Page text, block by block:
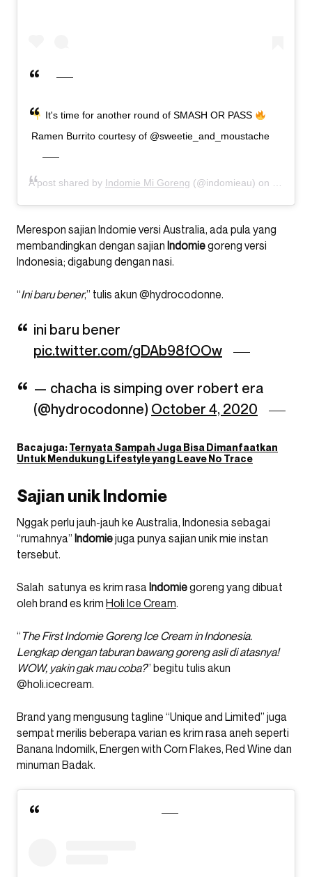
It's time for another round of SMASH OR PASS
Ramen Burrito courtesy of @sweetie_and_moustache
A post shared by Indomie Mi Goreng (@indomieau) on Sep 28,
Merespon sajian Indomie versi Australia, ada pula yang
membandingkan dengan sajian Indomiegoreng versi
Indonesia; digabung dengan nasi.
“Ini baru bener,” tulis akun @hydrocodonne.
ini baru bener
pic.twitter.com/gDAb98fOOw
— chacha is simping over robert era
(@hydrocodonne) October 4, 2020
Baca juga:Ternyata Sampah Juga Bisa Dimanfaatkan
Untuk Mendukung Lifestyle yang Leave No Trace
Sajian unik Indomie
Nggak perlu jauh-jauh ke Australia, Indonesia sebagai
“rumahnya” Indomiejuga punya sajian unik mie instan
tersebut.
Salah satunya es krim rasa Indomiegoreng yang dibuat
oleh brand es krim Holi Ice Cream.
“ The First Indomie Goreng Ice Cream in Indonesia.
Lengkap dengan taburan bawang goreng asli di atasnya!
WOW, yakin gak mau coba?” begitu tulis akun
@holi.icecream.
Brand yang mengusung tagline “Unique and Limited” juga
sempat merilis beberapa varian es krim rasa aneh seperti
Banana Indomilk, Energen with Corn Flakes, Red Wine dan
minuman Badak.